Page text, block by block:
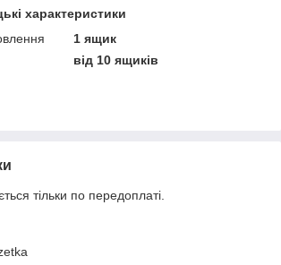
характеристики
1 ящик
від 10 ящиків
тільки по передоплаті.